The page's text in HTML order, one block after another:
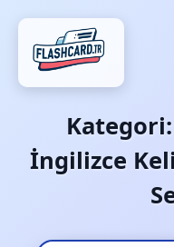
Kategori:
İngilizce